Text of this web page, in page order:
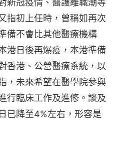
指初上任時，曾稱如再次
備不會比其他醫療機構
港日後再爆疫，本港準備
香港、公營醫療系統，以
，未來希望在醫學院參與
行臨床工作及進修。談及
已降至4%左右，形容是